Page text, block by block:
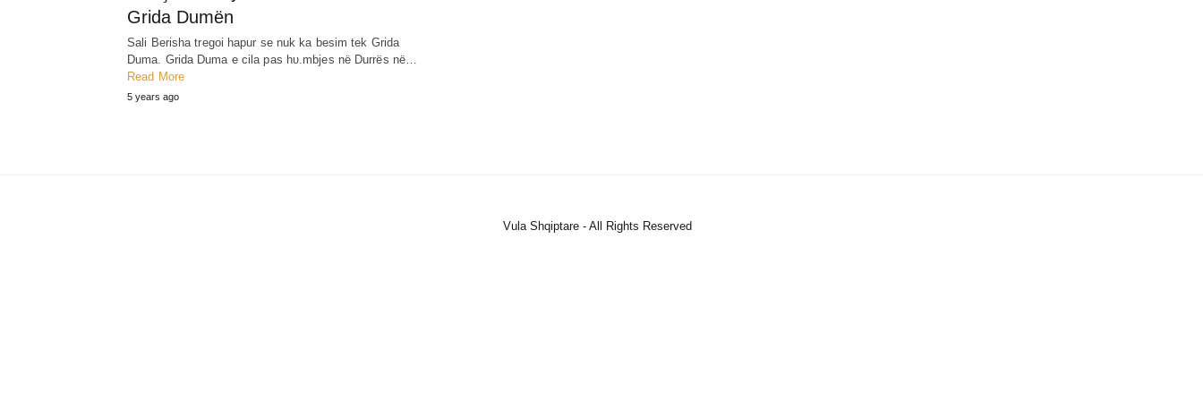
Grida Dumën
Sali Berisha tregoi hapur se nuk ka besim tek Grida
Duma. Grida Duma e cila pas hυ.mbjes në Durrës në…
Read More
5 years ago
Vula Shqiptare - All Rights Reserved